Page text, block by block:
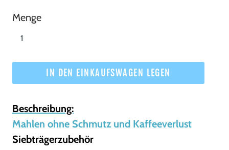
Menge
IN DEN EINKAUFSWAGEN LEGEN
Beschreibung:
Mahlen ohne Schmutz und Kaffeeverlust
Siebträgerzubehör